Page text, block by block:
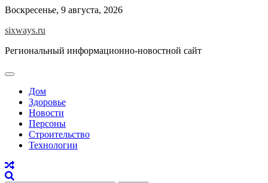
Перейти
содержимому
Воскресенье, 9 августа, 2026
sixways.ru
Региональный информационно-новостной сайт
Дом
Здоровье
Новости
Персоны
Строительство
Технологии